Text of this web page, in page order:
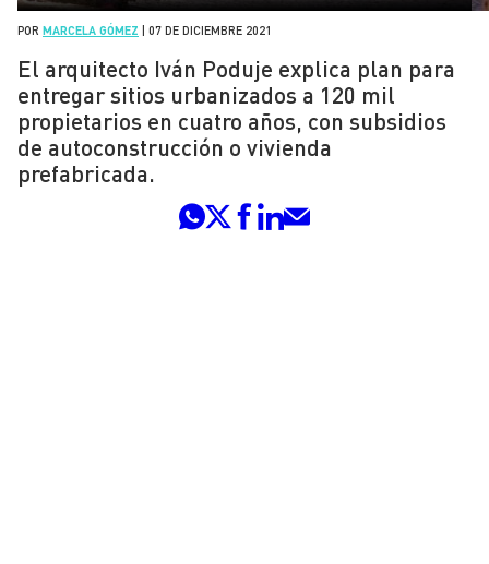
POR MARCELA GÓMEZ 07 DE DICIEMBRE 2021
El arquitecto Iván Poduje explica plan para
entregar sitios urbanizados a 120 mil
propietarios en cuatro años, con subsidios
de autoconstrucción o vivienda
prefabricada.